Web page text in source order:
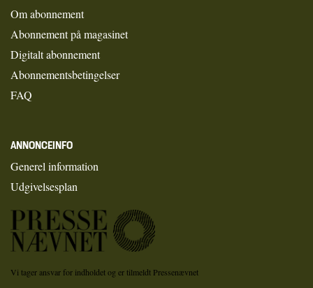
Om abonnement
Abonnement på magasinet
Digitalt abonnement
Abonnementsbetingelser
FAQ
ANNONCEINFO
Generel information
Udgivelsesplan
Vi tager ansvar for indholdet og er tilmeldt Pressenævnet